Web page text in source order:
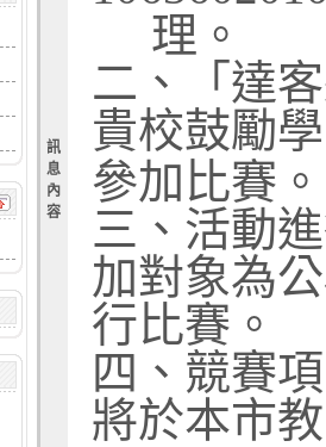
訊
息
內
容
理。
二、「達
貴校鼓勵
參加比賽。
三、活動
加對象為
行比賽。
四、競賽
將於本市